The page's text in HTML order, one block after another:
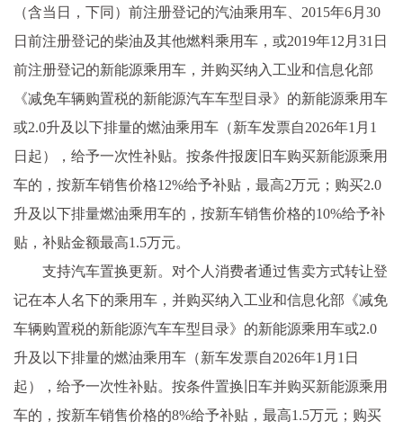
（含当日，下同）前注册登记的汽油乘用车、2015年6月30
日前注册登记的柴油及其他燃料乘用车，或2019年12月31日
前注册登记的新能源乘用车，并购买纳入工业和信息化部
《减免车辆购置税的新能源汽车车型目录》的新能源乘用车
或2.0升及以下排量的燃油乘用车（新车发票自2026年1月1
日起），给予一次性补贴。按条件报废旧车购买新能源乘用
车的，按新车销售价格12%给予补贴，最高2万元；购买2.0
升及以下排量燃油乘用车的，按新车销售价格的10%给予补
贴，补贴金额最高1.5万元。
支持汽车置换更新。对个人消费者通过售卖方式转让登
记在本人名下的乘用车，并购买纳入工业和信息化部《减免
车辆购置税的新能源汽车车型目录》的新能源乘用车或2.0
升及以下排量的燃油乘用车（新车发票自2026年1月1日
起），给予一次性补贴。按条件置换旧车并购买新能源乘用
车的，按新车销售价格的8%给予补贴，最高1.5万元；购买